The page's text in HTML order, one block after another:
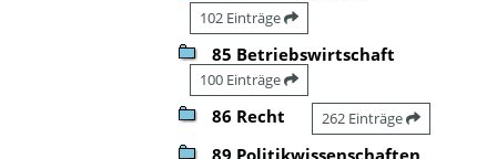
102 Einträge
85 Betriebswirtschaft
100 Einträge
86 Recht 262 Einträge
89 Politikwissenschaften